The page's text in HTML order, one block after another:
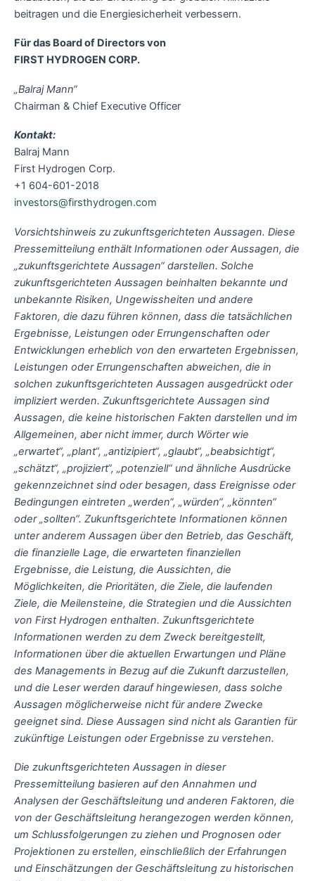
beitragen und die Energiesicherheit verbessern.
Für das Board of Directors von
FIRST HYDROGEN CORP.
„Balraj Mann“
Chairman & Chief Executive Officer
Kontakt:
Balraj Mann
First Hydrogen Corp.
+1 604-601-2018
investors@firsthydrogen.com
Vorsichtshinweis zu zukunftsgerichteten Aussagen. Diese
Pressemitteilung enthält Informationen oder Aussagen, die
„zukunftsgerichtete Aussagen“ darstellen. Solche
zukunftsgerichteten Aussagen beinhalten bekannte und
unbekannte Risiken, Ungewissheiten und andere
Faktoren, die dazu führen können, dass die tatsächlichen
Ergebnisse, Leistungen oder Errungenschaften oder
Entwicklungen erheblich von den erwarteten Ergebnissen,
Leistungen oder Errungenschaften abweichen, die in
solchen zukunftsgerichteten Aussagen ausgedrückt oder
impliziert werden. Zukunftsgerichtete Aussagen sind
Aussagen, die keine historischen Fakten darstellen und im
Allgemeinen, aber nicht immer, durch Wörter wie
„erwartet“, „plant“, „antizipiert“, „glaubt“, „beabsichtigt“,
„schätzt“, „projiziert“, „potenziell“ und ähnliche Ausdrücke
gekennzeichnet sind oder besagen, dass Ereignisse oder
Bedingungen eintreten „werden“, „würden“, „könnten“
oder „sollten“. Zukunftsgerichtete Informationen können
unter anderem Aussagen über den Betrieb, das Geschäft,
die finanzielle Lage, die erwarteten finanziellen
Ergebnisse, die Leistung, die Aussichten, die
Möglichkeiten, die Prioritäten, die Ziele, die laufenden
Ziele, die Meilensteine, die Strategien und die Aussichten
von First Hydrogen enthalten. Zukunftsgerichtete
Informationen werden zu dem Zweck bereitgestellt,
Informationen über die aktuellen Erwartungen und Pläne
des Managements in Bezug auf die Zukunft darzustellen,
und die Leser werden darauf hingewiesen, dass solche
Aussagen möglicherweise nicht für andere Zwecke
geeignet sind. Diese Aussagen sind nicht als Garantien für
zukünftige Leistungen oder Ergebnisse zu verstehen.
Die zukunftsgerichteten Aussagen in dieser
Pressemitteilung basieren auf den Annahmen und
Analysen der Geschäftsleitung und anderen Faktoren, die
von der Geschäftsleitung herangezogen werden können,
um Schlussfolgerungen zu ziehen und Prognosen oder
Projektionen zu erstellen, einschließlich der Erfahrungen
und Einschätzungen der Geschäftsleitung zu historischen